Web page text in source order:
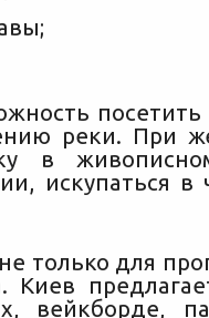
реки. При
в
искупаться
только для
Киев
вейкборде,